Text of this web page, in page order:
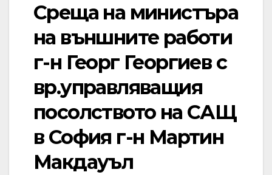
Среща на министъра
на външните работи
г-н Георг Георгиев с
вр.управляващия
посолството на САЩ
в София г-н Мартин
Макдауъл